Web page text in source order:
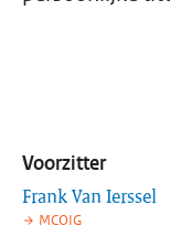
Voorzitter
Frank Van Ierssel
MCOIG